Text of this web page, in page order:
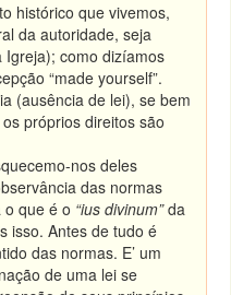
histórico que vivemos,
da autoridade, seja
como dizíamos
“made yourself”.
(ausência de lei), se bem
próprios direitos são
nos deles
das normas
o que é o “ius divinum”da
isso. Antes de tudo é
das normas. E’ um
de uma lei se